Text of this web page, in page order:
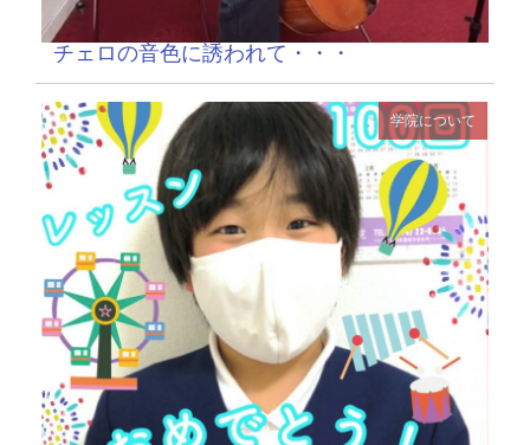
チェロの音色に誘われて・・・
学院について